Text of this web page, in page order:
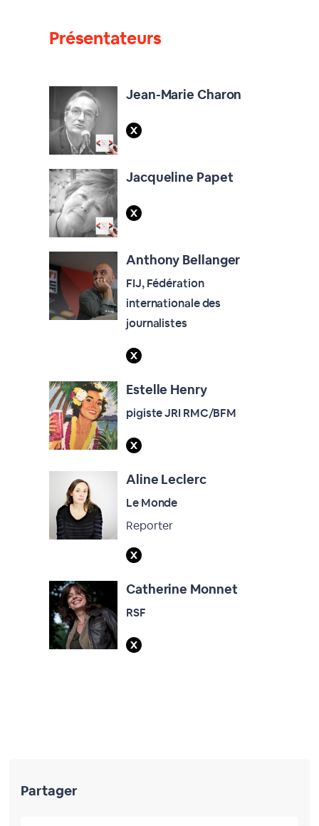
Présentateurs
Jean-Marie Charon
Jacqueline Papet
Anthony Bellanger
FIJ, Fédération
internationale des
journalistes
Estelle Henry
pigiste JRI RMC/BFM
Aline Leclerc
Le Monde
Reporter
Catherine Monnet
RSF
Partager